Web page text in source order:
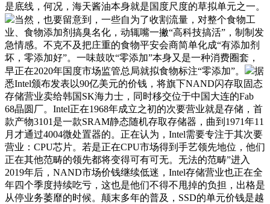
是底线，何况，海天酱油本身就是国度尺度的草拟单元之一。
当然，也要留意到，一些自为了收割流量，对整个食物工
业、食物添加剂搞臭名化，动辄嘴一撇“高科技搞活”，制制发
急情感。不克不及把庄重的食物平安会商简单化成“有添加剂
坏，零添加好”。一味鼓吹“零添加”本身又是一种消费圈套，
早正在2020年国度市场监管总局就拟食物标注“零添加”。
据
悉Intel颁布发表以90亿美元的价钱，将旗下NAND闪存取固态
存储营业卖给韩国SK海力士，同时移交位于中国大连的Fab
68晶圆厂。Intel正在1968年成立之初的次要营业就是存储，首
款产物3101是一款SRAM静态随机存取存储器，曲到1971年11
月才通过4004微处置器的。正在认为，Intel需要专注于其次要
营业：CPU芯片。若是正在CPU市场得到手艺领先地位，他们
正在其他范畴的领先都将变得可有可无。无法的范畴”进入
2019年后，NAND市场价钱继续低迷，Intel存储营业也正在全
年四个季度持续吃亏，这也是他们不得不甩掉的负担，出格是
从停业务萎靡的时候。颠末多年的普及，SSD的单元价钱是越